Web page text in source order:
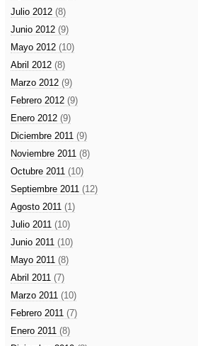
Julio 2012 (8)
Junio 2012 (9)
Mayo 2012 (10)
Abril 2012 (8)
Marzo 2012 (9)
Febrero 2012 (9)
Enero 2012 (9)
Diciembre 2011 (9)
Noviembre 2011 (8)
Octubre 2011 (10)
Septiembre 2011 (12)
Agosto 2011 (1)
Julio 2011 (10)
Junio 2011 (10)
Mayo 2011 (8)
Abril 2011 (7)
Marzo 2011 (10)
Febrero 2011 (7)
Enero 2011 (8)